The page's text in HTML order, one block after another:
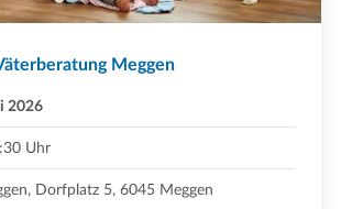
Meggen
2026
Uhr
Dorfplatz 5, 6045 Meggen